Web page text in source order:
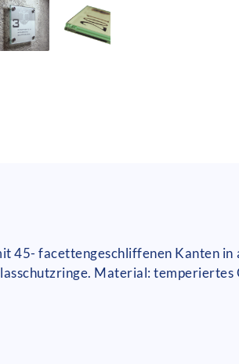
45- facettengeschliffenen Kanten
Material: temperiertes